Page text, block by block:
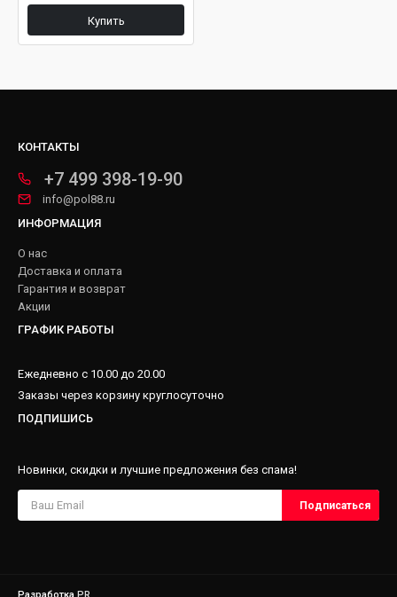
Купить
КОНТАКТЫ
+7 499 398-19-90
info@pol88.ru
ИНФОРМАЦИЯ
О нас
Доставка и оплата
Гарантия и возврат
Акции
ГРАФИК РАБОТЫ
Ежедневно с 10.00 до 20.00
Заказы через корзину круглосуточно
ПОДПИШИСЬ
Новинки, скидки и лучшие предложения без спама!